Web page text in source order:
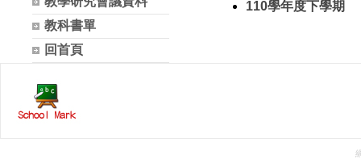
教科書單
回首頁
110學年度下學期